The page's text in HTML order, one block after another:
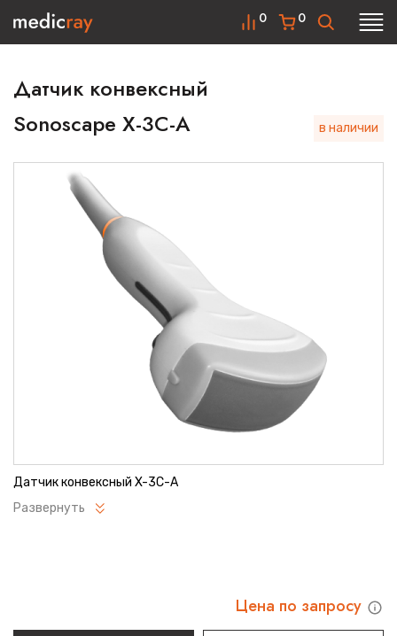
0
0
Датчик конвексный
Sonoscape X-3C-A
в наличии
Датчик конвексный X-3C-A
Развернуть
Цена по запросу